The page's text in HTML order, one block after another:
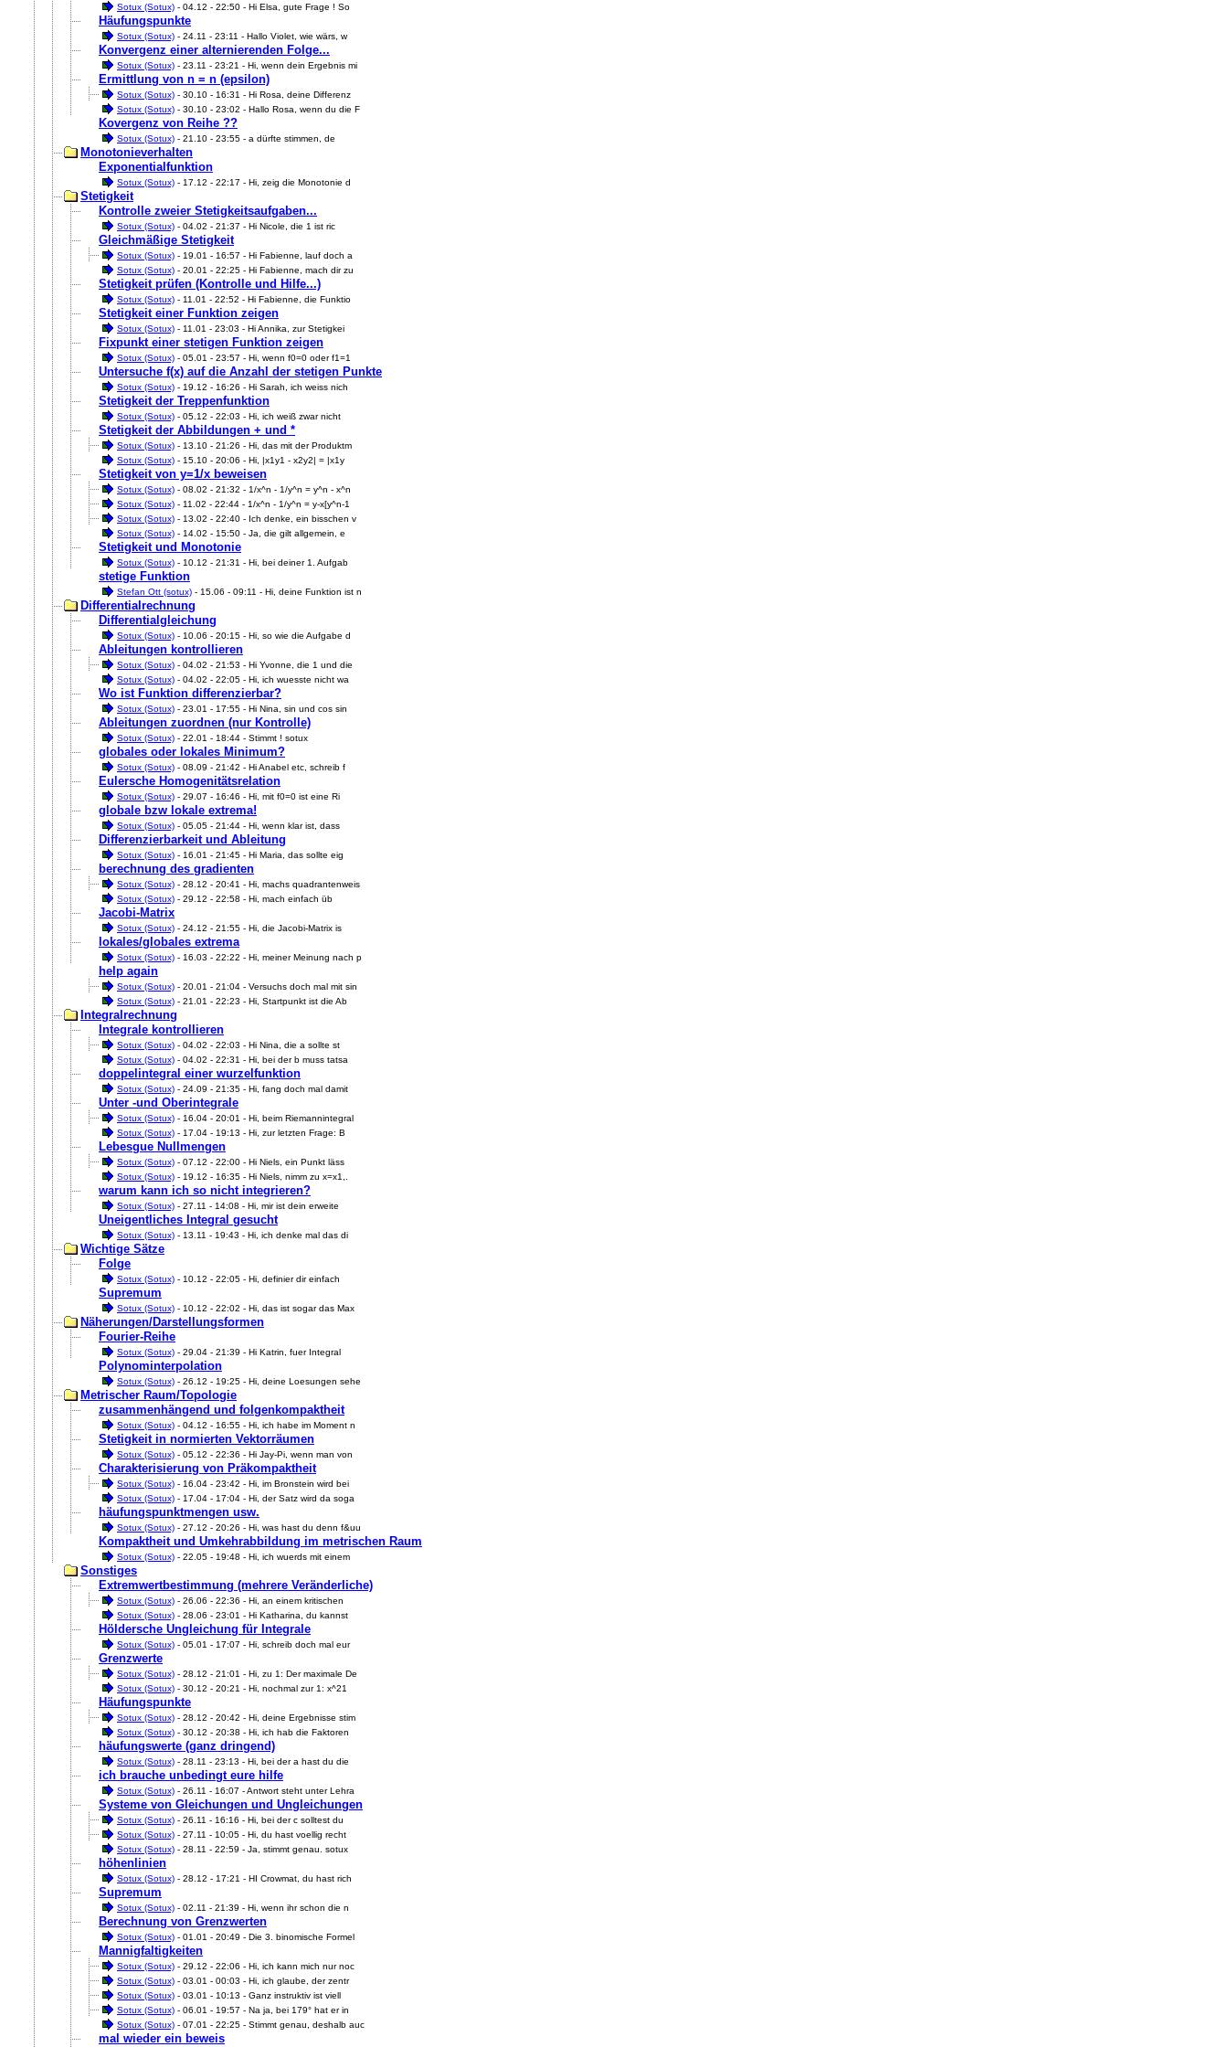
Sotux (Sotux) - 04.12 - 22:50 - Hi Elsa, gute Frage ! So
Häufungspunkte
Sotux (Sotux) - 24.11 - 23:11 - Hallo Violet, wie wärs, w
Konvergenz einer alternierenden Folge...
Sotux (Sotux) - 23.11 - 23:21 - Hi, wenn dein Ergebnis mi
Ermittlung von n = n (epsilon)
Sotux (Sotux) - 30.10 - 16:31 - Hi Rosa, deine Differenz
Sotux (Sotux) - 30.10 - 23:02 - Hallo Rosa, wenn du die F
Kovergenz von Reihe ??
Sotux (Sotux) - 21.10 - 23:55 - a dürfte stimmen, de
Monotonieverhalten
Exponentialfunktion
Sotux (Sotux) - 17.12 - 22:17 - Hi, zeig die Monotonie d
Stetigkeit
Kontrolle zweier Stetigkeitsaufgaben...
Sotux (Sotux) - 04.02 - 21:37 - Hi Nicole, die 1 ist ric
Gleichmäßige Stetigkeit
Sotux (Sotux) - 19.01 - 16:57 - Hi Fabienne, lauf doch a
Sotux (Sotux) - 20.01 - 22:25 - Hi Fabienne, mach dir zu
Stetigkeit prüfen (Kontrolle und Hilfe...)
Sotux (Sotux) - 11.01 - 22:52 - Hi Fabienne, die Funktio
Stetigkeit einer Funktion zeigen
Sotux (Sotux) - 11.01 - 23:03 - Hi Annika, zur Stetigkei
Fixpunkt einer stetigen Funktion zeigen
Sotux (Sotux) - 05.01 - 23:57 - Hi, wenn f0=0 oder f1=1
Untersuche f(x) auf die Anzahl der stetigen Punkte
Sotux (Sotux) - 19.12 - 16:26 - Hi Sarah, ich weiss nich
Stetigkeit der Treppenfunktion
Sotux (Sotux) - 05.12 - 22:03 - Hi, ich weiß zwar nicht
Stetigkeit der Abbildungen + und *
Sotux (Sotux) - 13.10 - 21:26 - Hi, das mit der Produktm
Sotux (Sotux) - 15.10 - 20:06 - Hi, |x1y1 - x2y2| = |x1y
Stetigkeit von y=1/x beweisen
Sotux (Sotux) - 08.02 - 21:32 - 1/x^n - 1/y^n = y^n - x^n
Sotux (Sotux) - 11.02 - 22:44 - 1/x^n - 1/y^n = y-x[y^n-1
Sotux (Sotux) - 13.02 - 22:40 - Ich denke, ein bisschen v
Sotux (Sotux) - 14.02 - 15:50 - Ja, die gilt allgemein, e
Stetigkeit und Monotonie
Sotux (Sotux) - 10.12 - 21:31 - Hi, bei deiner 1. Aufgab
stetige Funktion
Stefan Ott (sotux) - 15.06 - 09:11 - Hi, deine Funktion ist n
Differentialrechnung
Differentialgleichung
Sotux (Sotux) - 10.06 - 20:15 - Hi, so wie die Aufgabe d
Ableitungen kontrollieren
Sotux (Sotux) - 04.02 - 21:53 - Hi Yvonne, die 1 und die
Sotux (Sotux) - 04.02 - 22:05 - Hi, ich wuesste nicht wa
Wo ist Funktion differenzierbar?
Sotux (Sotux) - 23.01 - 17:55 - Hi Nina, sin und cos sin
Ableitungen zuordnen (nur Kontrolle)
Sotux (Sotux) - 22.01 - 18:44 - Stimmt ! sotux
globales oder lokales Minimum?
Sotux (Sotux) - 08.09 - 21:42 - Hi Anabel etc, schreib f
Eulersche Homogenitätsrelation
Sotux (Sotux) - 29.07 - 16:46 - Hi, mit f0=0 ist eine Ri
globale bzw lokale extrema!
Sotux (Sotux) - 05.05 - 21:44 - Hi, wenn klar ist, dass
Differenzierbarkeit und Ableitung
Sotux (Sotux) - 16.01 - 21:45 - Hi Maria, das sollte eig
berechnung des gradienten
Sotux (Sotux) - 28.12 - 20:41 - Hi, machs quadrantenweis
Sotux (Sotux) - 29.12 - 22:58 - Hi, mach einfach üb
Jacobi-Matrix
Sotux (Sotux) - 24.12 - 21:55 - Hi, die Jacobi-Matrix is
lokales/globales extrema
Sotux (Sotux) - 16.03 - 22:22 - Hi, meiner Meinung nach p
help again
Sotux (Sotux) - 20.01 - 21:04 - Versuchs doch mal mit sin
Sotux (Sotux) - 21.01 - 22:23 - Hi, Startpunkt ist die Ab
Integralrechnung
Integrale kontrollieren
Sotux (Sotux) - 04.02 - 22:03 - Hi Nina, die a sollte st
Sotux (Sotux) - 04.02 - 22:31 - Hi, bei der b muss tatsa
doppelintegral einer wurzelfunktion
Sotux (Sotux) - 24.09 - 21:35 - Hi, fang doch mal damit
Unter -und Oberintegrale
Sotux (Sotux) - 16.04 - 20:01 - Hi, beim Riemannintegral
Sotux (Sotux) - 17.04 - 19:13 - Hi, zur letzten Frage: B
Lebesgue Nullmengen
Sotux (Sotux) - 07.12 - 22:00 - Hi Niels, ein Punkt läss
Sotux (Sotux) - 19.12 - 16:35 - Hi Niels, nimm zu x=x1,.
warum kann ich so nicht integrieren?
Sotux (Sotux) - 27.11 - 14:08 - Hi, mir ist dein erweite
Uneigentliches Integral gesucht
Sotux (Sotux) - 13.11 - 19:43 - Hi, ich denke mal das di
Wichtige Sätze
Folge
Sotux (Sotux) - 10.12 - 22:05 - Hi, definier dir einfach
Supremum
Sotux (Sotux) - 10.12 - 22:02 - Hi, das ist sogar das Max
Näherungen/Darstellungsformen
Fourier-Reihe
Sotux (Sotux) - 29.04 - 21:39 - Hi Katrin, fuer Integral
Polynominterpolation
Sotux (Sotux) - 26.12 - 19:25 - Hi, deine Loesungen sehe
Metrischer Raum/Topologie
zusammenhängend und folgenkompaktheit
Sotux (Sotux) - 04.12 - 16:55 - Hi, ich habe im Moment n
Stetigkeit in normierten Vektorräumen
Sotux (Sotux) - 05.12 - 22:36 - Hi Jay-Pi, wenn man von
Charakterisierung von Präkompaktheit
Sotux (Sotux) - 16.04 - 23:42 - Hi, im Bronstein wird bei
Sotux (Sotux) - 17.04 - 17:04 - Hi, der Satz wird da soga
häufungspunktmengen usw.
Sotux (Sotux) - 27.12 - 20:26 - Hi, was hast du denn f&uu
Kompaktheit und Umkehrabbildung im metrischen Raum
Sotux (Sotux) - 22.05 - 19:48 - Hi, ich wuerds mit einem
Sonstiges
Extremwertbestimmung (mehrere Veränderliche)
Sotux (Sotux) - 26.06 - 22:36 - Hi, an einem kritischen
Sotux (Sotux) - 28.06 - 23:01 - Hi Katharina, du kannst
Höldersche Ungleichung für Integrale
Sotux (Sotux) - 05.01 - 17:07 - Hi, schreib doch mal eur
Grenzwerte
Sotux (Sotux) - 28.12 - 21:01 - Hi, zu 1: Der maximale De
Sotux (Sotux) - 30.12 - 20:21 - Hi, nochmal zur 1: x^21
Häufungspunkte
Sotux (Sotux) - 28.12 - 20:42 - Hi, deine Ergebnisse stim
Sotux (Sotux) - 30.12 - 20:38 - Hi, ich hab die Faktoren
häufungswerte (ganz dringend)
Sotux (Sotux) - 28.11 - 23:13 - Hi, bei der a hast du die
ich brauche unbedingt eure hilfe
Sotux (Sotux) - 26.11 - 16:07 - Antwort steht unter Lehra
Systeme von Gleichungen und Ungleichungen
Sotux (Sotux) - 26.11 - 16:16 - Hi, bei der c solltest du
Sotux (Sotux) - 27.11 - 10:05 - Hi, du hast voellig recht
Sotux (Sotux) - 28.11 - 22:59 - Ja, stimmt genau. sotux
höhenlinien
Sotux (Sotux) - 28.12 - 17:21 - HI Crowmat, du hast rich
Supremum
Sotux (Sotux) - 02.11 - 21:39 - Hi, wenn ihr schon die n
Berechnung von Grenzwerten
Sotux (Sotux) - 01.01 - 20:49 - Die 3. binomische Formel
Mannigfaltigkeiten
Sotux (Sotux) - 29.12 - 22:06 - Hi, ich kann mich nur noc
Sotux (Sotux) - 03.01 - 00:03 - Hi, ich glaube, der zentr
Sotux (Sotux) - 03.01 - 10:13 - Ganz instruktiv ist viell
Sotux (Sotux) - 06.01 - 19:57 - Na ja, bei 179° hat er in
Sotux (Sotux) - 07.01 - 22:25 - Stimmt genau, deshalb auc
mal wieder ein beweis